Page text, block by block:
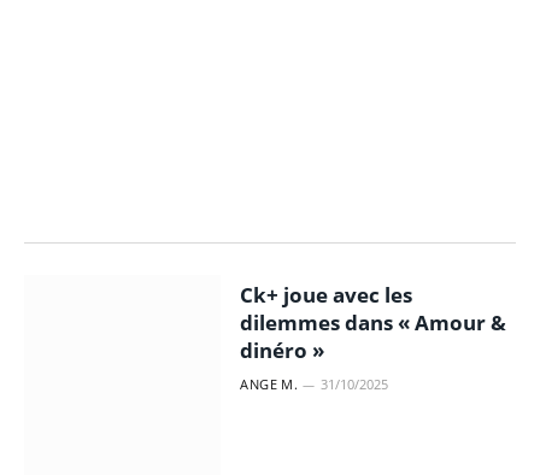
Ck+ joue avec les
dilemmes dans « Amour &
dinéro »
ANGE M. 31/10/2025